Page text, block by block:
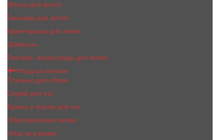
Маска для волос
Бальзам для волос
Крем-краска для волос
Шампунь
Расчски, аксессуары для волос
Уход за ногами
Стельки для обуви
Спрей для ног
Крема и маски для ног
Электрические пилки
Уход за руками